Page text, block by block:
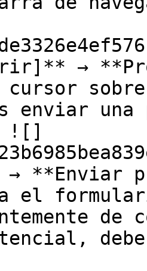
→
cursor
enviar una
![]
**Enviar
el
de